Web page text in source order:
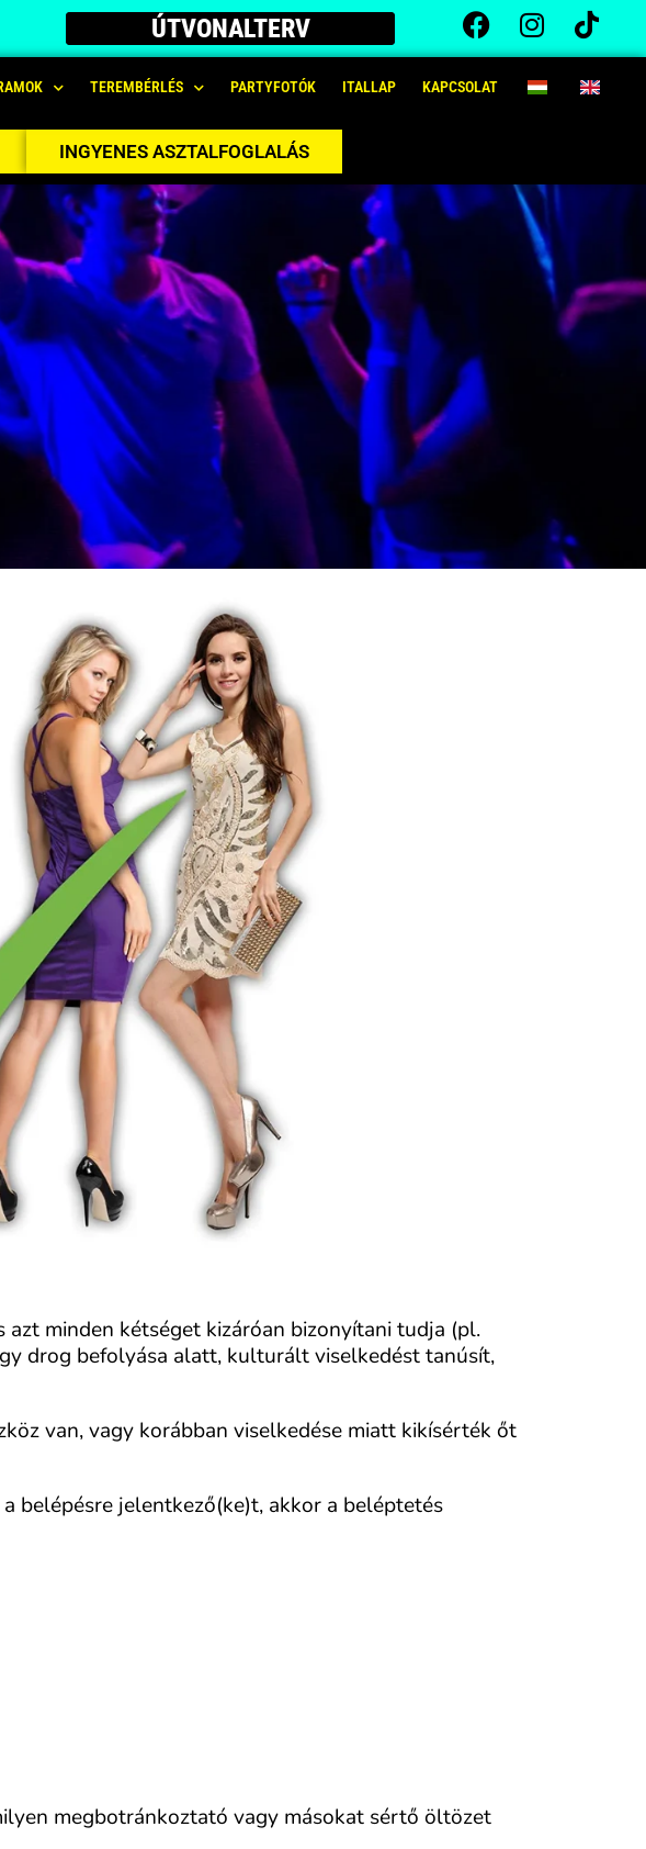
ÚTVONALTERV
TEREMBÉRLÉS PARTYFOTÓK ITALLAP KAPCSOLAT
INGYENES ASZTALFOGLALÁS
minden kétséget kizáróan bizonyítani tudja (pl.
drog befolyása alatt, kulturált viselkedést tanúsít,
van, vagy korábban viselkedése miatt kikísérték őt
belépésre jelentkező(ke)t, akkor a beléptetés
megbotránkoztató vagy másokat sértő öltözet